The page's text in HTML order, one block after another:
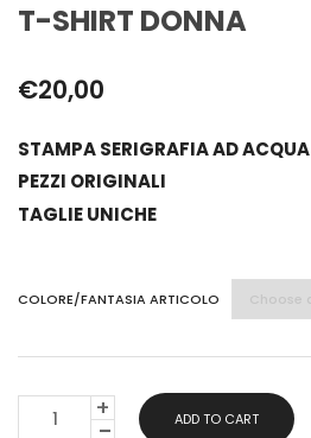
T-SHIRT DONNA
€20,00
STAMPA SERIGRAFIA AD ACQUA
PEZZI ORIGINALI
TAGLIE UNICHE
COLORE/FANTASIA ARTICOLO
SHIRT
ADD TO CART